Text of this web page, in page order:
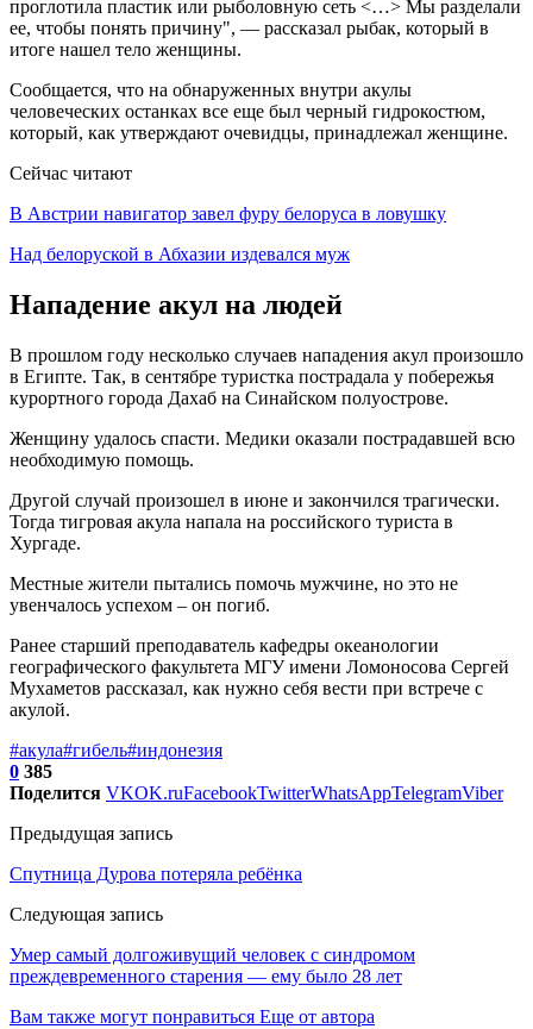
проглотила пластик или рыболовную сеть <…> Мы разделали
ее, чтобы понять причину", — рассказал рыбак, который в
итоге нашел тело женщины.
Сообщается, что на обнаруженных внутри акулы
человеческих останках все еще был черный гидрокостюм,
который, как утверждают очевидцы, принадлежал женщине.
Сейчас читают
В Австрии навигатор завел фуру белоруса в ловушку
Над белоруской в Абхазии издевался муж
Нападение акул на людей
В прошлом году несколько случаев нападения акул произошло
в Египте. Так, в сентябре туристка пострадала у побережья
курортного города Дахаб на Синайском полуострове.
Женщину удалось спасти. Медики оказали пострадавшей всю
необходимую помощь.
Другой случай произошел в июне и закончился трагически.
Тогда тигровая акула напала на российского туриста в
Хургаде.
Местные жители пытались помочь мужчине, но это не
увенчалось успехом – он погиб.
Ранее старший преподаватель кафедры океанологии
географического факультета МГУ имени Ломоносова Сергей
Мухаметов рассказал, как нужно себя вести при встрече с
акулой.
#акула#гибель#индонезия
0 385
Поделится VKOK.ruFacebookTwitterWhatsAppTelegramViber
Предыдущая запись
Спутница Дурова потеряла ребёнка
Следующая запись
Умер самый долгоживущий человек с синдромом
преждевременного старения — ему было 28 лет
Вам также могут понравиться Еще от автора